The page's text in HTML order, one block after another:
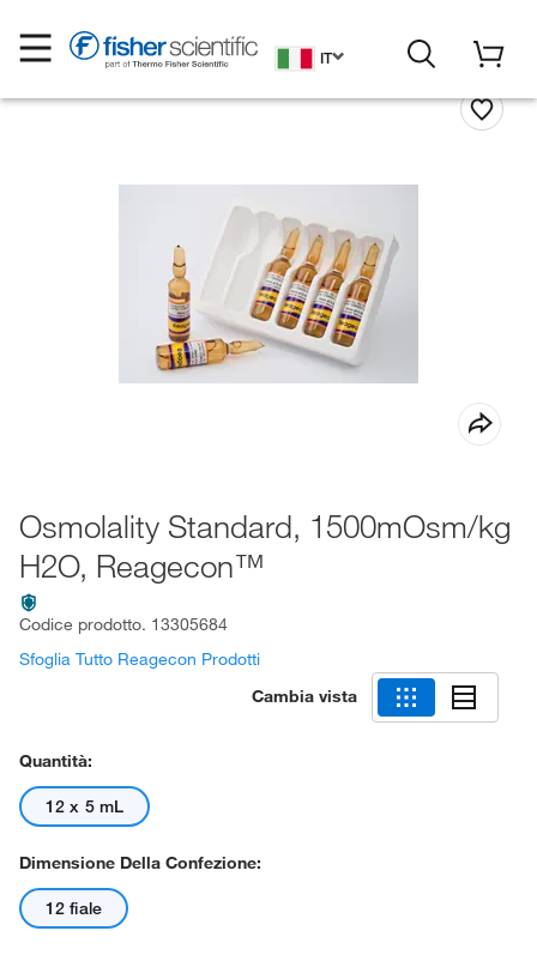
IT
Osmolality Standard, 1500mOsm/kg
H2O, Reagecon™
Codice prodotto. 13305684
Sfoglia Tutto Reagecon Prodotti
Cambia vista
Quantità:
12 x 5 mL
Dimensione Della Confezione:
12 fiale